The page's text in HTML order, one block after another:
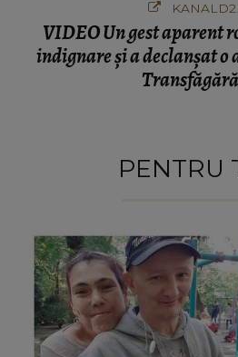
VIDEO Un gest aparent
indignare și a declanșat o
PENTRU